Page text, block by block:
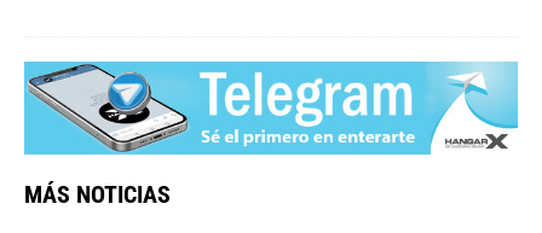
MÁS NOTICIAS